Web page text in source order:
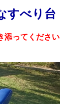
すべり台
添ってください